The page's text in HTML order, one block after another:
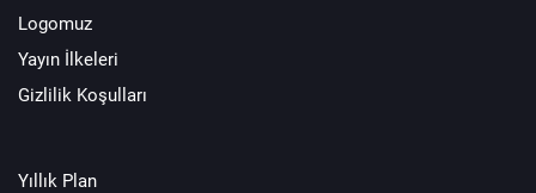
Logomuz
Yayın İlkeleri
Gizlilik Koşulları
Yıllık Plan